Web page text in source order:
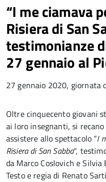
“I me ciamava
Risiera di San
testimonianze
27 gennaio al
27 gennaio 2020, giornata
Oltre cinquecento giovani
ai loro insegnanti, si recano
assistere allo spettacolo “I
Risiera di San Sabba“,
da Marco Coslovich e Silvia
Testo e regia di Renato